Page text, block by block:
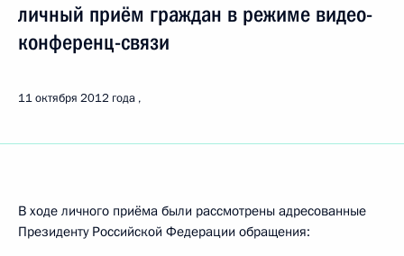
личный приём граждан в режиме видео-
конференц-связи
11 октября 2012 года
В ходе личного приёма были рассмотрены адресованные
Президенту Российской Федерации обращения: